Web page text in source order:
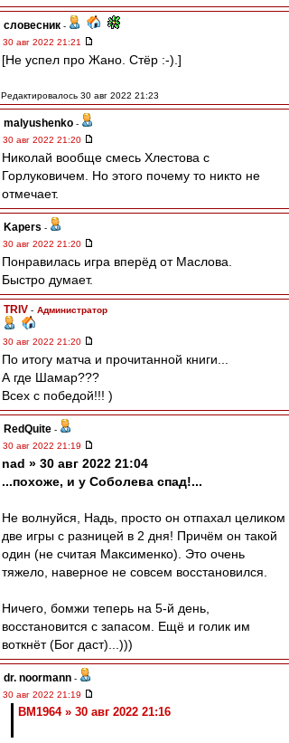
словесник -
30 авг 2022 21:21
[Не успел про Жано. Стёр :-).]
Редактировалось 30 авг 2022 21:23
malyushenko -
30 авг 2022 21:20
Николай вообще смесь Хлестова с
Горлуковичем. Но этого почему то никто не
отмечает.
Kapers -
30 авг 2022 21:20
Понравилась игра вперёд от Маслова.
Быстро думает.
TRIV - Администратор
30 авг 2022 21:20
По итогу матча и прочитанной книги...
А где Шамар???
Всех с победой!!! )
RedQuite -
30 авг 2022 21:19
nad » 30 авг 2022 21:04
...похоже, и у Соболева спад!...
Не волнуйся, Надь, просто он отпахал целиком
две игры с разницей в 2 дня! Причём он такой
один (не считая Максименко). Это очень
тяжело, наверное не совсем восстановился.
Ничего, бомжи теперь на 5-й день,
восстановится с запасом. Ещё и голик им
воткнёт (Бог даст)...)))
dr. noormann -
30 авг 2022 21:19
BM1964 » 30 авг 2022 21:16